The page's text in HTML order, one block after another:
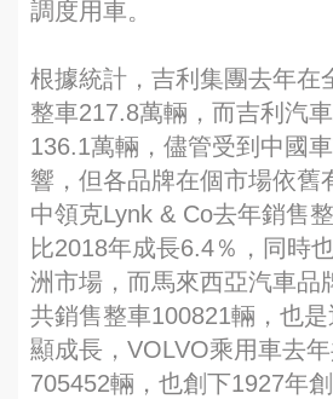
調度用車。
根據統計，吉利集團去年在
整車217.8萬輛，而吉利汽
136.1萬輛，儘管受到中國
響，但各品牌在個市場依舊
中領克Lynk & Co去年銷售
比2018年成長6.4％，同時
洲市場，而馬來西亞汽車品
共銷售整車100821輛，也
顯成長，VOLVO乘用車去
705452輛，也創下1927年